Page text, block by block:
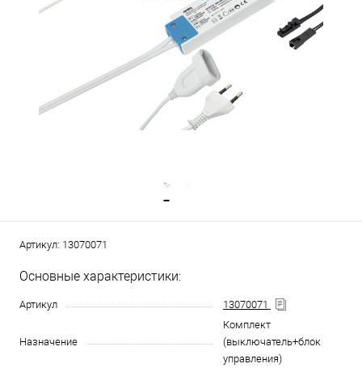
Артикул: 13070071
Основные характеристики:
Артикул 13070071
Назначение
Комплект
(выключатель+блок
управления)